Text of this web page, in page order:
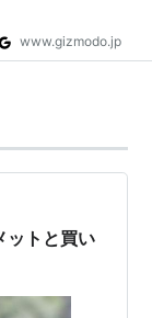
www.gizmodo.jp
ットと買い